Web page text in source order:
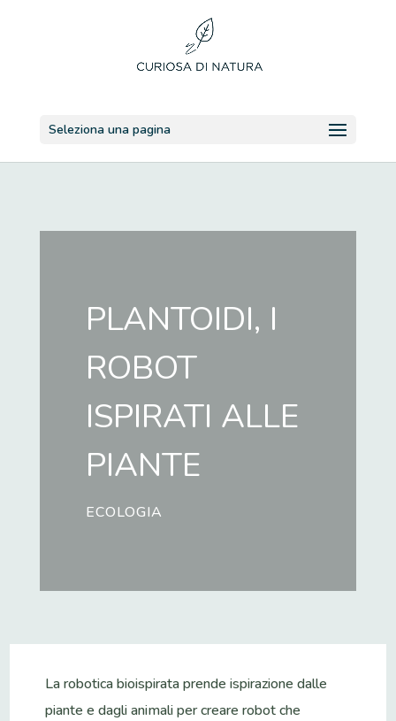
Seleziona una pagina
PLANTOIDI, I
ROBOT
ISPIRATI ALLE
PIANTE
ECOLOGIA
La robotica bioispirata prende ispirazione dalle
piante e dagli animali per creare robot che